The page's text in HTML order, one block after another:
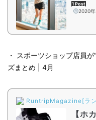
ネオ
1 Post
2020
・ スポーツショップ店員
ズまとめ | 4月
RuntripMagazine[ラ
【ホ